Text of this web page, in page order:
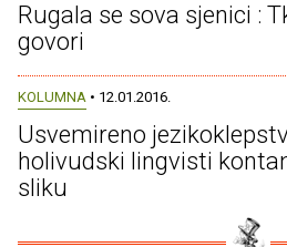
Rugala se sova sjenici :
govori
KOLUMNA • 12.01.2016.
Usvemireno
holivudski lingvisti
sliku